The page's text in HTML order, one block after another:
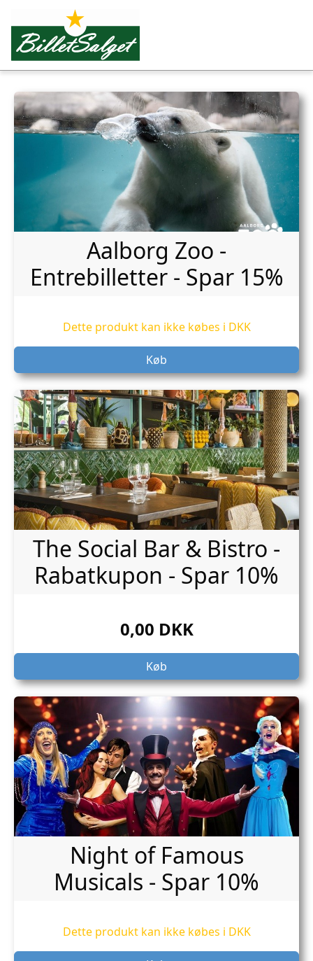
Spring til hovedindhold
Aalborg Zoo -
Entrebilletter - Spar 15%
Dette produkt kan ikke købes i DKK
Køb
The Social Bar & Bistro -
Rabatkupon - Spar 10%
0,00 DKK
Køb
Night of Famous
Musicals - Spar 10%
Dette produkt kan ikke købes i DKK